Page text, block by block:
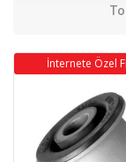
İnternete Özel